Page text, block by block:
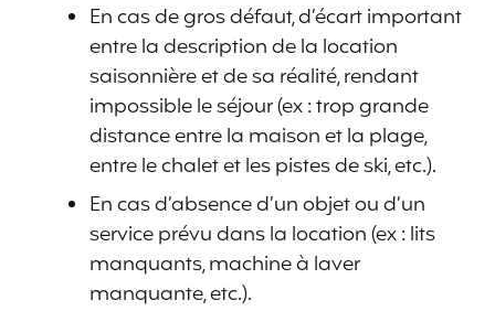
En cas de gros défaut, d’écart important
entre la description de la location
saisonnière et de sa réalité, rendant
impossible le séjour (ex : trop grande
distance entre la maison et la plage,
entre le chalet et les pistes de ski, etc.).
En cas d’absence d’un objet ou d’un
service prévu dans la location (ex : lits
manquants, machine à laver
manquante, etc.).